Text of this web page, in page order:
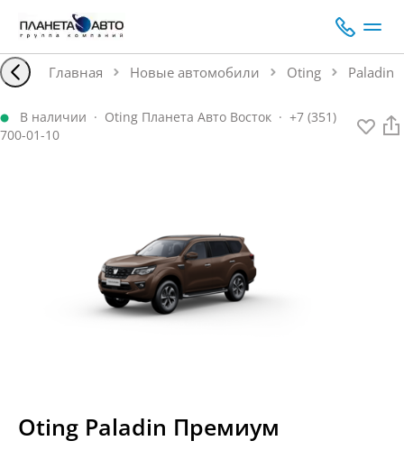
Главная Новые автомобили Oting Paladin
В наличии · Oting Планета Авто Восток · +7 (351)
700-01-10
Oting Paladin Премиум